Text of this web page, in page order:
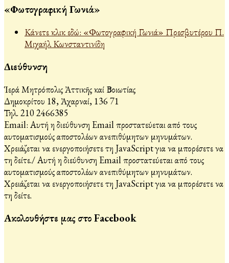
«Φωτογραφική Γωνιά»
Κάνετε κλικ εδώ: «Φωτογραφική Γωνιά» Πρεσβυτέρου Π.
Μιχαήλ Κωνσταντινίδη
Διεύθυνση
Ἱερά Μητρόπολις Ἀττικῆς καί Βοιωτίας
Δημοκρίτου 18, Ἀχαρναί, 136 71
Τηλ. 210 2466385
Email: Αυτή η διεύθυνση Email προστατεύεται από τους
αυτοματισμούς αποστολέων ανεπιθύμητων μηνυμάτων.
Χρειάζεται να ενεργοποιήσετε τη JavaScript για να μπορέσετε να
τη δείτε./Αυτή η διεύθυνση Email προστατεύεται από τους
αυτοματισμούς αποστολέων ανεπιθύμητων μηνυμάτων.
Χρειάζεται να ενεργοποιήσετε τη JavaScript για να μπορέσετε να
τη δείτε.
Ακολουθήστε μας στο Facebook